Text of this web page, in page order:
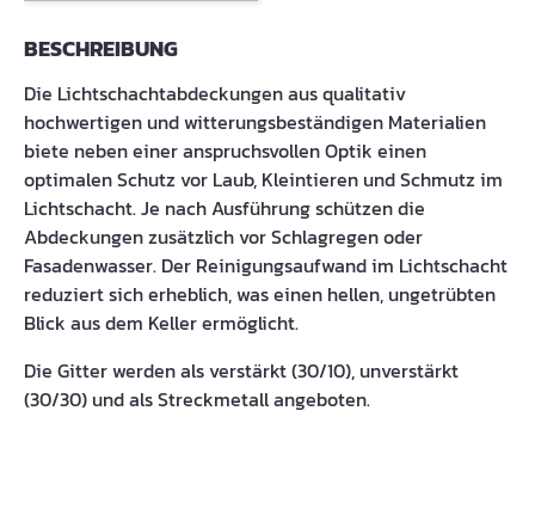
BESCHREIBUNG
Die Lichtschachtabdeckungen aus qualitativ
hochwertigen und witterungsbeständigen Materialien
biete neben einer anspruchsvollen Optik einen
optimalen Schutz vor Laub, Kleintieren und Schmutz im
Lichtschacht. Je nach Ausführung schützen die
Abdeckungen zusätzlich vor Schlagregen oder
Fasadenwasser. Der Reinigungsaufwand im Lichtschacht
reduziert sich erheblich, was einen hellen, ungetrübten
Blick aus dem Keller ermöglicht.
Die Gitter werden als verstärkt (30/10), unverstärkt
(30/30) und als Streckmetall angeboten.